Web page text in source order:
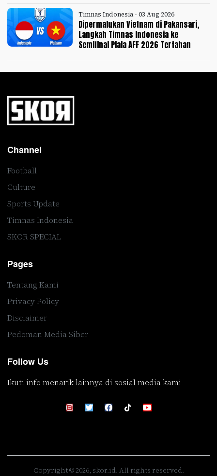
Timnas Indonesia - 03 Aug 2026
Dipermalukan Vietnam di Pakansari,
Langkah Timnas Indonesia ke
Semifinal Piala AFF 2026 Tertahan
Channel
Football
Culture
Sports Update
Timnas Indonesia
SKOR SPECIAL
Pages
Tentang Kami
Privacy Policy
Disclaimer
Pedoman Media Siber
Follow Us
Ikuti info menarik lainnya di sosial media kami
Copyright © 2026, skor.id. All rights reserved.